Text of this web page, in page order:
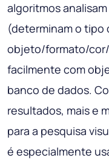
algoritmos
(determinam o tipo
objeto/formato/
facilmente com
banco de dados.
resultados, mais e
para a pesquisa
é especialmente